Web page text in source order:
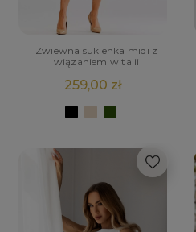
Zwiewna sukienka midi z
wiązaniem w talii
259,00 zł